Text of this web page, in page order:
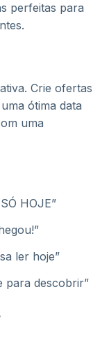
perfeitas para
Crie ofertas
ótima data
uma
HOJE”
ler hoje”
para descobrir”